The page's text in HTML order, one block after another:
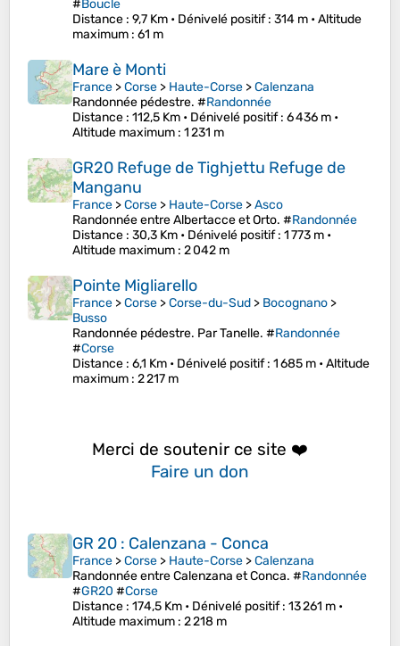
#Boucle
Distance : 9,7 Km • Dénivelé positif: 314 m •Altitude
maximum : 61 m
Mare è Monti
France >Corse > Haute-Corse >Calenzana
Randonnée pédestre. #Randonnée
Distance : 112,5 Km • Dénivelé positif: 6 436 m •
Altitude maximum : 1 231 m
GR20 Refuge de Tighjettu Refuge de
Manganu
France >Corse > Haute-Corse >Asco
Randonnée entre Albertacce et Orto. #Randonnée
Distance : 30,3 Km • Dénivelé positif: 1 773 m •
Altitude maximum : 2 042 m
Pointe Migliarello
France >Corse >Corse-du-Sud > Bocognano >
Busso
Randonnée pédestre. Par Tanelle. #Randonnée
#Corse
Distance : 6,1 Km • Dénivelé positif: 1 685 m •Altitude
maximum : 2 217 m
Merci de soutenir ce site ❤️
Faire un don
GR 20 : Calenzana - Conca
France >Corse > Haute-Corse >Calenzana
Randonnée entre Calenzana et Conca. #Randonnée
#GR20 #Corse
Distance : 174,5 Km • Dénivelé positif: 13 261 m •
Altitude maximum : 2 218 m